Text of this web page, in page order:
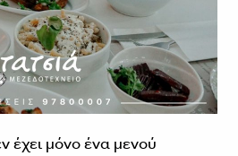
έχει μόνο ένα μενού